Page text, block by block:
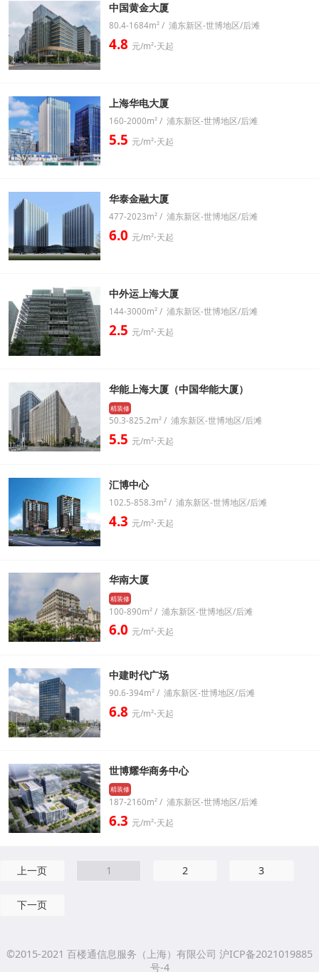
中国黄金大厦
80.4-1684m² / 浦东新区-世博地区/后滩
4.8 元/m²⋅天起
上海华电大厦
160-2000m² / 浦东新区-世博地区/后滩
5.5 元/m²⋅天起
华泰金融大厦
477-2023m² / 浦东新区-世博地区/后滩
6.0 元/m²⋅天起
中外运上海大厦
144-3000m² / 浦东新区-世博地区/后滩
2.5 元/m²⋅天起
华能上海大厦（中国华能大厦）
精装修
50.3-825.2m² / 浦东新区-世博地区/后滩
5.5 元/m²⋅天起
汇博中心
102.5-858.3m² / 浦东新区-世博地区/后滩
4.3 元/m²⋅天起
华南大厦
精装修
100-890m² / 浦东新区-世博地区/后滩
6.0 元/m²⋅天起
中建时代广场
90.6-394m² / 浦东新区-世博地区/后滩
6.8 元/m²⋅天起
世博耀华商务中心
精装修
187-2160m² / 浦东新区-世博地区/后滩
6.3 元/m²⋅天起
上一页 1 2 3
下一页
©2015-2021 百楼通信息服务（上海）有限公司 沪ICP备2021019885
号-4